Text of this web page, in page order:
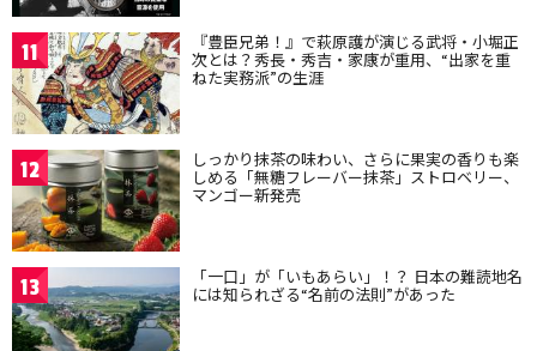
11 『豊臣兄弟！』で萩原護が演じる武将・小堀正
次とは？秀長・秀吉・家康が重用、“出家を重
ねた実務派”の生涯
12 しっかり抹茶の味わい、さらに果実の香りも楽
しめる「無糖フレーバー抹茶」ストロベリー、
マンゴー新発売
13 「一口」が「いもあらい」！？ 日本の難読地名
には知られざる“名前の法則”があった